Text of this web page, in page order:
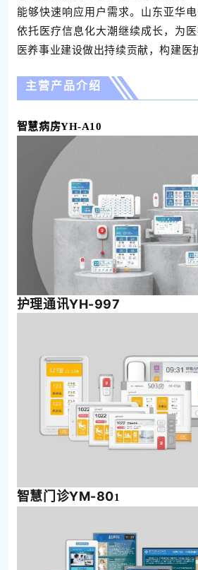
能够快速响应用户需求。山东亚华
依托医疗信息化大潮继续成长，为
医养事业建设做出持续贡献，构建医
主营产品介绍
智慧病房YH-A10
护理通讯YH-997
智慧门诊YM-801